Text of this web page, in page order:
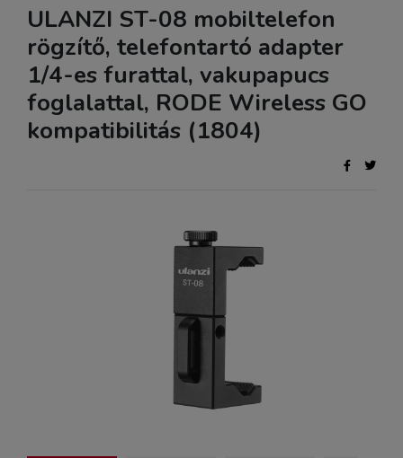
ULANZI ST-08 mobiltelefon
rögzítő, telefontartó adapter
1/4-es furattal, vakupapucs
foglalattal, RODE Wireless GO
kompatibilitás (1804)